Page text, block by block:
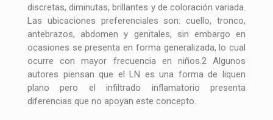
discretas, diminutas, brillantes y de coloración variada.
Las ubicaciones preferenciales son: cuello, tronco,
antebrazos, abdomen y genitales, sin embargo en
ocasiones se presenta en forma generalizada, lo cual
ocurre con mayor frecuencia en niños.2 Algunos
autores piensan que el LN es una forma de liquen
plano pero el infiltrado inflamatorio presenta
diferencias que no apoyan este concepto.